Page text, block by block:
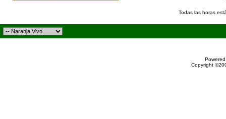
Todas las horas
Copyright